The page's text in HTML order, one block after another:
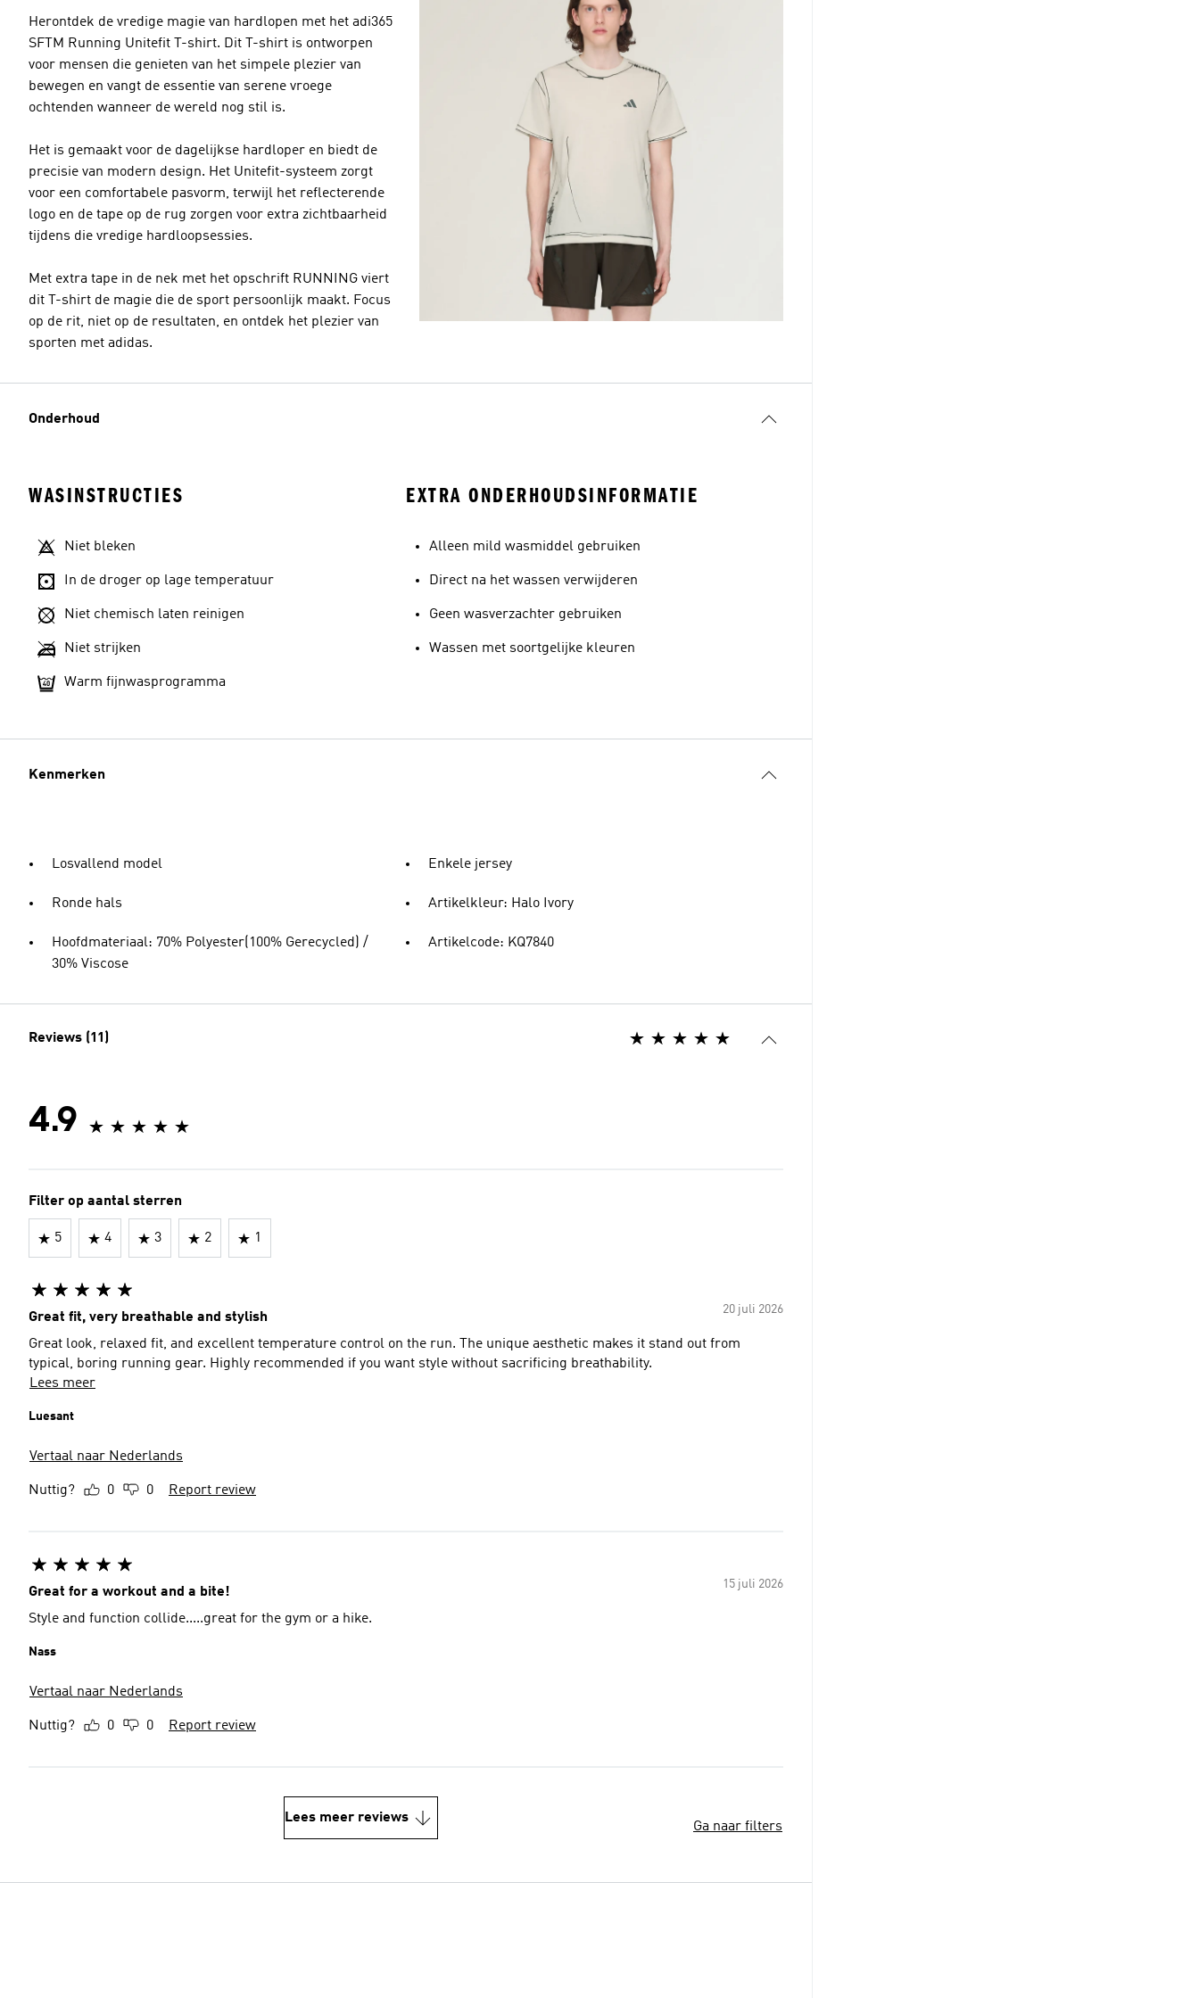
Herontdek de vredige magie van hardlopen met het adi365
SFTM Running Unitefit T-shirt. Dit T-shirt is ontworpen
voor mensen die genieten van het simpele plezier van
bewegen en vangt de essentie van serene vroege
ochtenden wanneer de wereld nog stil is.
Het is gemaakt voor de dagelijkse hardloper en biedt de
precisie van modern design. Het Unitefit-systeem zorgt
voor een comfortabele pasvorm, terwijl het reflecterende
logo en de tape op de rug zorgen voor extra zichtbaarheid
tijdens die vredige hardloopsessies.
Met extra tape in de nek met het opschrift RUNNING viert
dit T-shirt de magie die de sport persoonlijk maakt. Focus
op de rit, niet op de resultaten, en ontdek het plezier van
sporten met adidas.
Onderhoud
WASINSTRUCTIES
Niet bleken
In de droger op lage temperatuur
Niet chemisch laten reinigen
Niet strijken
Warm fijnwasprogramma
EXTRA ONDERHOUDSINFORMATIE
Alleen mild wasmiddel gebruiken
Direct na het wassen verwijderen
Geen wasverzachter gebruiken
Wassen met soortgelijke kleuren
Kenmerken
Losvallend model
Ronde hals
Hoofdmateriaal: 70% Polyester(100% Gerecycled) /
30% Viscose
Enkele jersey
Artikelkleur: Halo Ivory
Artikelcode: KQ7840
Reviews (11)
4.9
Filter op aantal sterren
5 4 3 2 1
20 juli 2026
Great fit, very breathable and stylish
Great look, relaxed fit, and excellent temperature control on the run. The unique aesthetic makes it stand out from
typical, boring running gear. Highly recommended if you want style without sacrificing breathability.
Lees meer
Luesant
Vertaal naar Nederlands
Nuttig? 0 0 Report review
15 juli 2026
Great for a workout and a bite!
Style and function collide.....great for the gym or a hike.
Nass
Vertaal naar Nederlands
Nuttig? 0 0 Report review
Lees meer reviews
Ga naar filters